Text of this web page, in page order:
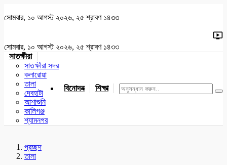
সোমবার, ১০ আগস্ট ২০২৬, ২৫ শ্রাবণ ১৪৩৩
সোমবার, ১০ আগস্ট ২০২৬, ২৫ শ্রাবণ ১৪৩৩
সাতক্ষীরা
সাতক্ষীরা সদর
কলারোয়া
তালা
দেবহাটা
আশাশুনি
কালিগঞ্জ
শ্যামনগর
বিনোদন শিক্ষা খেলাধুলা জাতীয় যশোর
প্রচ্ছদ
তালা